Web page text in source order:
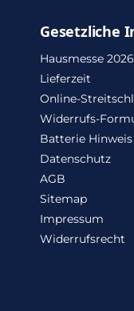
Gesetzliche
Hausmesse 2026
Lieferzeit
Online-
Widerrufs-
Batterie Hinweis
Datenschutz
AGB
Sitemap
Impressum
Widerrufsrecht